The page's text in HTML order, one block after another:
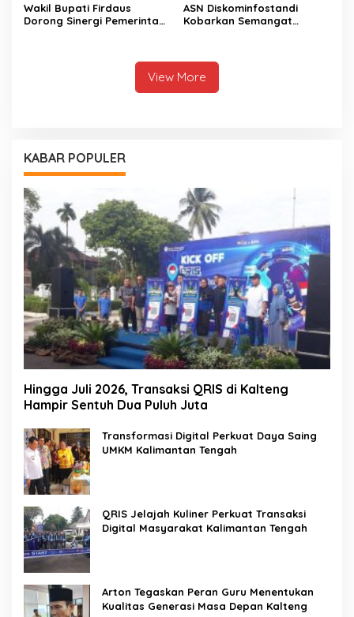
Wakil Bupati Firdaus
Dorong Sinergi Pemerintah
ASN Diskominfostandi
Kobarkan Semangat
View More
KABAR POPULER
Hingga Juli 2026, Transaksi QRIS di Kalteng
Hampir Sentuh Dua Puluh Juta
Transformasi Digital Perkuat Daya Saing
UMKM Kalimantan Tengah
QRIS Jelajah Kuliner Perkuat Transaksi
Digital Masyarakat Kalimantan Tengah
Arton Tegaskan Peran Guru Menentukan
Kualitas Generasi Masa Depan Kalteng